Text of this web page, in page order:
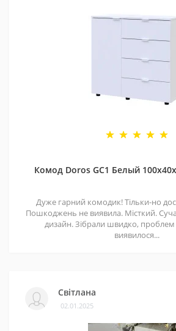
Комод Doros GС1 Белый
Дуже гарний комодик! Тільки-но
Пошкоджень не виявила. Місткий.
дизайн. Зібрали швидко, проблем
виявилося...
Світлана
02.01.2025